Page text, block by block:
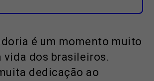
é um momento muito
vida dos brasileiros.
dedicação ao